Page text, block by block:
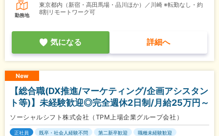
勤務地
東京都内（新宿・高田馬場・品川ほか）／川崎 ※転勤なし・約
8割リモートワーク可
気になる 詳細へ
New
【総合職(DX推進/マーケティング/企画アシスタン
ト等)】未経験歓迎◎完全週休2日制/月給25万円～
ソーシャルシフト株式会社（TPM上場企業グループ会社）
正社員 既卒・社会人経験不問 第二新卒歓迎
職種未経験歓迎